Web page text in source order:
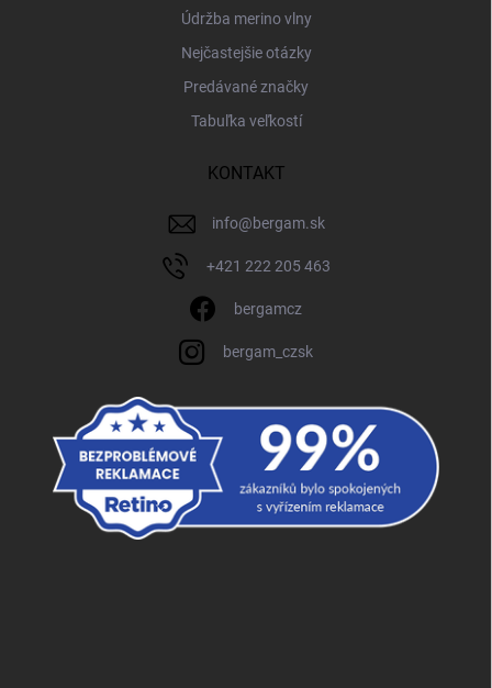
Údržba merino vlny
Nejčastejšie otázky
Predávané značky
Tabuľka veľkostí
KONTAKT
info@bergam.sk
+421 222 205 463
bergamcz
bergam_czsk